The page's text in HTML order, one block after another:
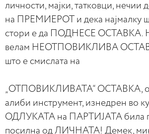
личности, мајки, татковци, нечии
на ПРЕМИЕРОТ и дека најмалку
стори е да ПОДНЕСЕ ОСТАВКА.
велам НЕОТПОВИКЛИВА
што е смислата на
„ОТПОВИКЛИВАТА“ ОСТАВКА,
алиби инструмент, изнедрен во
ОДЛУКАТА на ПАРТИЈАТА била
посилна од ЛИЧНАТА! Демек,